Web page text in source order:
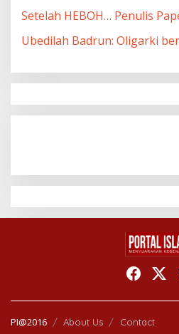
Setelah HEBOH… Penulis
Ubedilah Badrun: Oligarki
PI@2016 About Us Contact